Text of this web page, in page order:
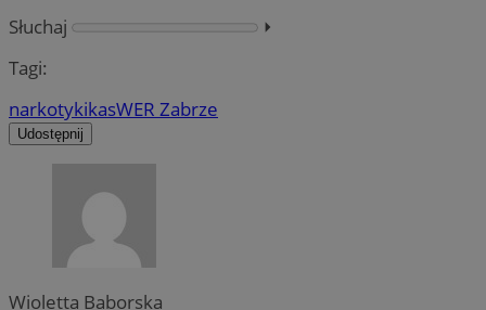
Słuchaj
⏵︎
Tagi:
narkotykikasWER Zabrze
Udostępnij
Wioletta Baborska